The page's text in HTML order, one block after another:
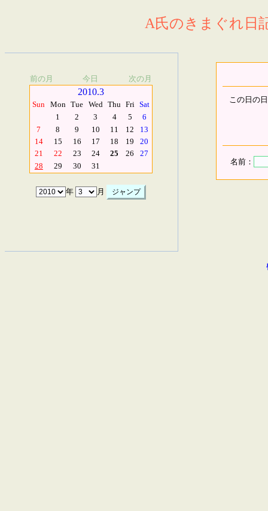
A氏のきまぐれ日
前の月 今日 次の月
2010.3
Sun Mon Tue Wed Thu Fri Sat
1
2 3 4 5
6
7
8 9 10 11 12
13
14
15 16 17 18 19
20
21
22 23 24 25 26
27
28
29 30 31
年 月
この日の
名前：